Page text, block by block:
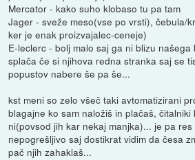
Mercator - kako suho klobaso tu pa tam
Jager - sveže meso(vse po vrsti), čebula/
ker je enak proizvajalec-ceneje)
E-leclerc - bolj malo saj ga ni blizu
splača če si njihova redna stranka saj se
popustov nabere še pa še...
kst meni so zelo všeč taki avtomatizirani
blagajne ko sam naložiš in plačaš,
ni(povsod jih kar nekaj manjka)... je pa
nepogrešljivo saj dostikrat vidim da česa
pač njih zahaklaš...